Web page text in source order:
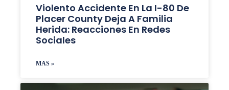
Violento Accidente En La I-80 De
Placer County Deja A Familia
Herida: Reacciones En Redes
Sociales
MAS »